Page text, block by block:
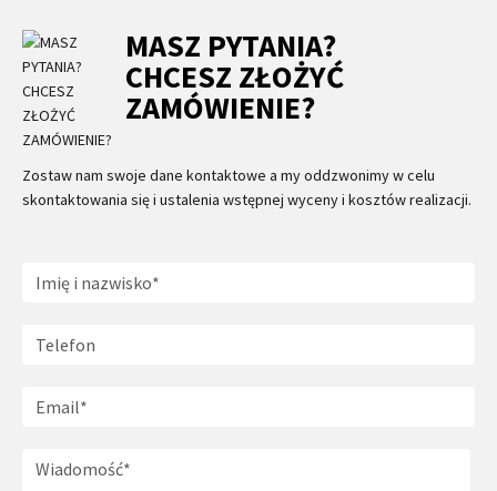
MASZ PYTANIA?
CHCESZ ZŁOŻYĆ
ZAMÓWIENIE?
Zostaw nam swoje dane kontaktowe a my oddzwonimy w celu
skontaktowania się i ustalenia wstępnej wyceny i kosztów realizacji.